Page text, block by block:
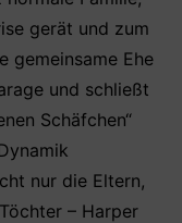
gerät und zum
gemeinsame Ehe
und schließt
Schäfchen“
nur die Eltern,
– Harper